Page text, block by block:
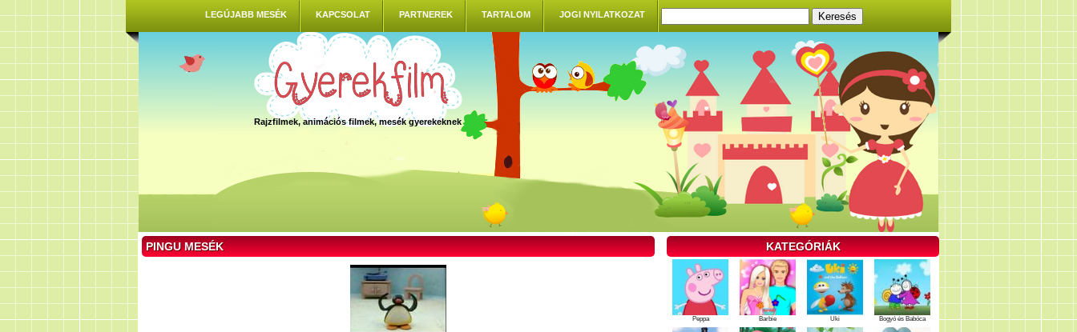
LEGÚJABB MESÉK KAPCSOLAT PARTNEREK TARTALOM JOGI NYILATKOZAT
Rajzfilmek, animációs filmek, mesék gyerekeknek
PINGU MESÉK KATEGÓRIÁK
Peppa Barbie Uki Bogyó és Babóca